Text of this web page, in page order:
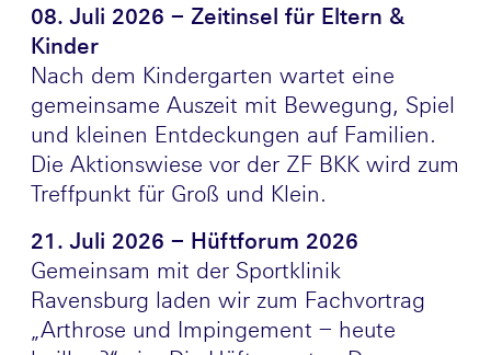
08. Juli 2026 – Zeitinsel für Eltern &
Kinder
Nach dem Kindergarten wartet eine
gemeinsame Auszeit mit Bewegung, Spiel
und kleinen Entdeckungen auf Familien.
Die Aktionswiese vor der ZF BKK wird zum
Treffpunkt für Groß und Klein.
21. Juli 2026 – Hüftforum 2026
Gemeinsam mit der Sportklinik
Ravensburg laden wir zum Fachvortrag
„Arthrose und Impingement – heute